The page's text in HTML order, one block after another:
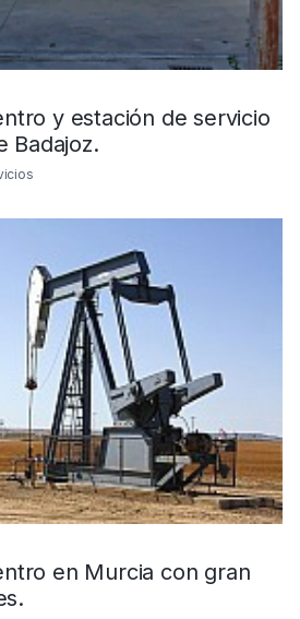
y estación de servicio
Badajoz.
en Murcia con gran